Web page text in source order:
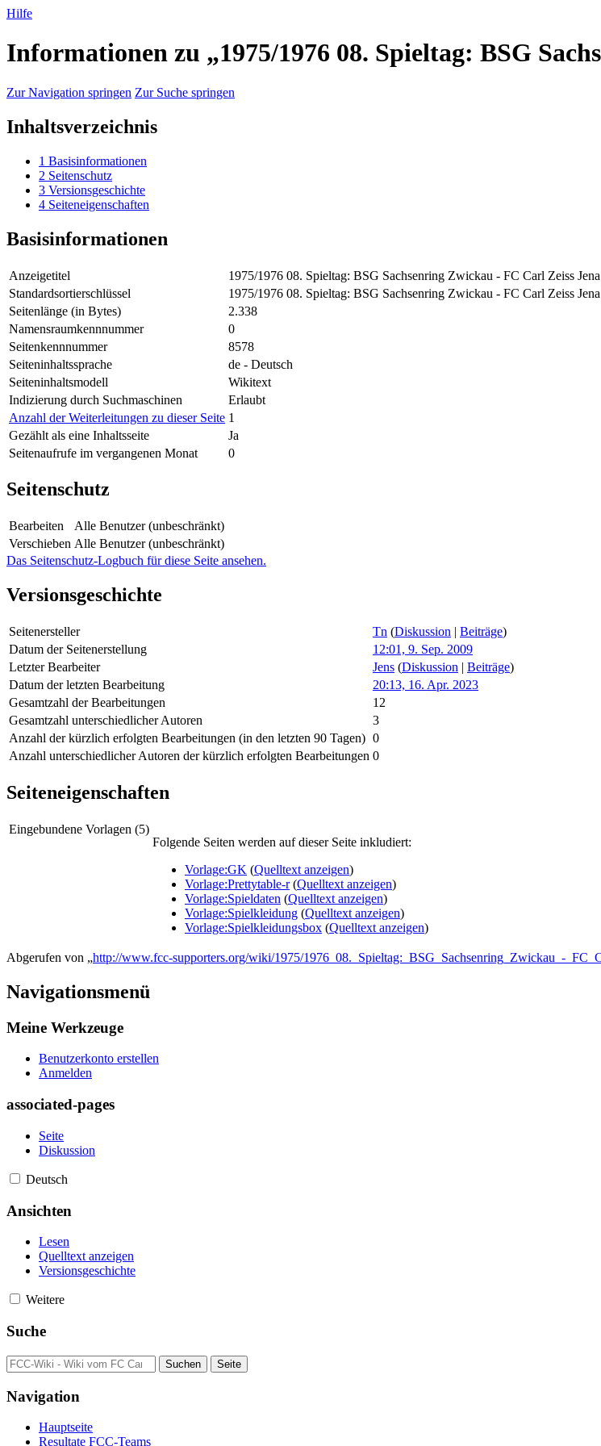
Hilfe
Informationen zu „1975/1976 08. Spieltag: BSG
Zur Navigation springen Zur Suche springen
Inhaltsverzeichnis
1 Basisinformationen
2 Seitenschutz
3 Versionsgeschichte
4 Seiteneigenschaften
Basisinformationen
Anzeigetitel
1975/1976 08. Spieltag: BSG Sachsenring Zwickau - FC Carl Zeiss Jena
Standardsortierschlüssel
1975/1976 08. Spieltag: BSG Sachsenring Zwickau - FC Carl Zeiss Jena
Seitenlänge (in Bytes)
2.338
Namensraumkennnummer
0
Seitenkennnummer
8578
Seiteninhaltssprache
de - Deutsch
Seiteninhaltsmodell
Wikitext
Indizierung durch Suchmaschinen
Erlaubt
Anzahl der Weiterleitungen zu dieser Seite 1
Gezählt als eine Inhaltsseite
Ja
Seitenaufrufe im vergangenen Monat
0
Seitenschutz
Bearbeiten
Alle Benutzer (unbeschränkt)
Verschieben Alle Benutzer (unbeschränkt)
Das Seitenschutz-Logbuch für diese Seite ansehen.
Versionsgeschichte
Seitenersteller Tn (Diskussion | Beiträge)
Datum der Seitenerstellung
12:01, 9. Sep. 2009
Letzter Bearbeiter
Jens (Diskussion | Beiträge)
Datum der letzten Bearbeitung
20:13, 16. Apr. 2023
Gesamtzahl der Bearbeitungen
12
Gesamtzahl unterschiedlicher Autoren
3
Anzahl der kürzlich erfolgten Bearbeitungen (in den letzten 90 Tagen) 0
Anzahl unterschiedlicher Autoren der kürzlich erfolgten Bearbeitungen 0
Seiteneigenschaften
Eingebundene Vorlagen (5)
Folgende Seiten werden auf dieser Seite inkludiert:
Vorlage:GK (Quelltext anzeigen)
Vorlage:Prettytable-r(Quelltext anzeigen)
Vorlage:Spieldaten (Quelltext anzeigen)
Vorlage:Spielkleidung (Quelltext anzeigen)
Vorlage:Spielkleidungsbox (Quelltext anzeigen)
Abgerufen von „http://www.fcc-supporters.org/wiki/1975/1976_08._Spieltag:_BSG_Sachsenring_Zwickau_-
Navigationsmenü
Meine Werkzeuge
Benutzerkonto erstellen
Anmelden
associated-pages
Seite
Diskussion
Deutsch
Ansichten
Lesen
Quelltext anzeigen
Versionsgeschichte
Weitere
Suche
Navigation
Hauptseite
Resultate FCC-Teams